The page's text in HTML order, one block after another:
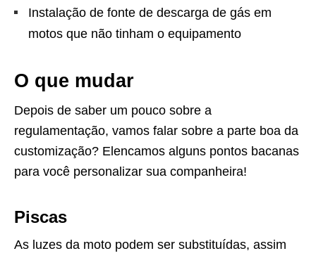
Instalação de fonte de descarga de gás em
motos que não tinham o equipamento
O que mudar
Depois de saber um pouco sobre a
regulamentação, vamos falar sobre a parte boa da
customização? Elencamos alguns pontos bacanas
para você personalizar sua companheira!
Piscas
As luzes da moto podem ser substituídas, assim